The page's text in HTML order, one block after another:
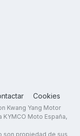
Cookies
Kwang Yang Motor
KYMCO Moto España,
son propiedad de sus